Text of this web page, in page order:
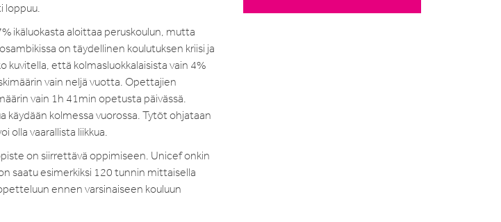
loppuu.
ikäluokasta aloittaa peruskoulun, mutta
on täydellinen koulutuksen kriisi ja
kuvitella, että kolmasluokkalaisista vain 4%
vain neljä vuotta. Opettajien
vain 1h 41min opetusta päivässä.
käydään kolmessa vuorossa. Tytöt ohjataan
olla vaarallista liikkua.
on siirrettävä oppimiseen. Unicef onkin
saatu esimerkiksi 120 tunnin mittaisella
ennen varsinaiseen kouluun